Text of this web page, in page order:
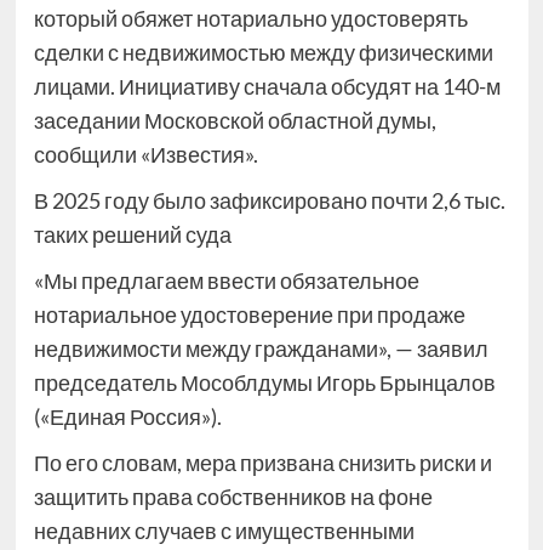
который обяжет нотариально удостоверять
сделки с недвижимостью между физическими
лицами. Инициативу сначала обсудят на 140-м
заседании Московской областной думы,
сообщили «Известия».
В 2025 году было зафиксировано почти 2,6 тыс.
таких решений суда
«Мы предлагаем ввести обязательное
нотариальное удостоверение при продаже
недвижимости между гражданами», — заявил
председатель Мособлдумы Игорь Брынцалов
(«Единая Россия»).
По его словам, мера призвана снизить риски и
защитить права собственников на фоне
недавних случаев с имущественными